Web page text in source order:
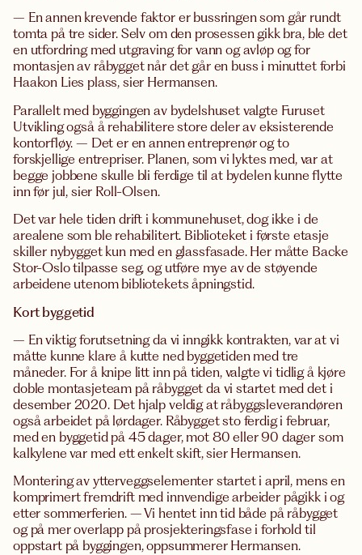
– En annen krevende faktor er bussringen som går rundt
tomta på tre sider. Selv om den prosessen gikk bra, ble det
en utfordring med utgraving for vann og avløp og for
montasjen av råbygget når det går en buss i minuttet forbi
Haakon Lies plass, sier Hermansen.
Parallelt med byggingen av bydelshuset valgte Furuset
Utvikling også å rehabilitere store deler av eksisterende
kontorfløy. – Det er en annen entreprenør og to
forskjellige entrepriser. Planen, som vi lyktes med, var at
begge jobbene skulle bli ferdige til at bydelen kunne flytte
inn før jul, sier Roll-Olsen.
Det var hele tiden drift i kommunehuset, dog ikke i de
arealene som ble rehabilitert. Biblioteket i første etasje
skiller nybygget kun med en glassfasade. Her måtte Backe
Stor-Oslo tilpasse seg, og utføre mye av de støyende
arbeidene utenom bibliotekets åpningstid.
Kort byggetid
– En viktig forutsetning da vi inngikk kontrakten, var at vi
måtte kunne klare å kutte ned byggetiden med tre
måneder. For å knipe litt inn på tiden, valgte vi tidlig å kjøre
doble montasjeteam på råbygget da vi startet med det i
desember 2020. Det hjalp veldig at råbyggsleverandøren
også arbeidet på lørdager. Råbygget sto ferdig i februar,
med en byggetid på 45 dager, mot 80 eller 90 dager som
kalkylene var med ett enkelt skift, sier Hermansen.
Montering av ytterveggselementer startet i april, mens en
komprimert fremdrift med innvendige arbeider pågikk i og
etter sommerferien. – Vi hentet inn tid både på råbygget
og på mer overlapp på prosjekteringsfase i forhold til
oppstart på byggingen, oppsummerer Hermansen.